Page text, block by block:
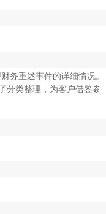
务重述事件的详细情况。
分类整理，为客户借鉴参